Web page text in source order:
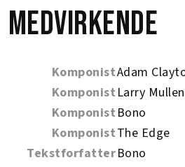
Medvirkende
KomponistAdam
Komponist Larry Mullen
Komponist Bono
KomponistThe Edge
TekstforfatterBono